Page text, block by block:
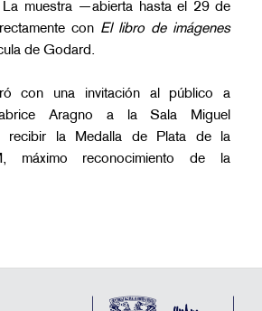
La muestra —abierta hasta el 29 de
con El libro de imágenes
de Godard.
con una invitación al público a
Aragno a la Sala Miguel
recibir la Medalla de Plata de la
máximo reconocimiento de la